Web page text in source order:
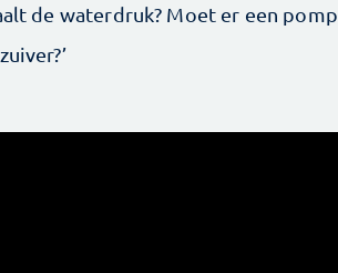
de waterdruk? Moet er een pomp